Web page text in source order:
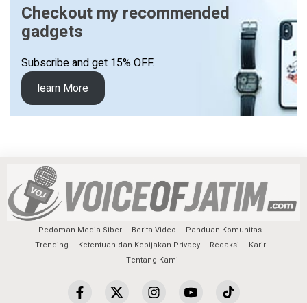
Checkout my recommended
gadgets
Subscribe and get 15% OFF.
learn More
Pedoman Media Siber Berita Video
Panduan Komunitas
Trending
Ketentuan dan Kebijakan Privacy Redaksi
Karir
Tentang Kami